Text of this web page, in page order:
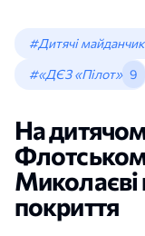
#Дитячі
#«ДЄЗ «Пілот» 9
На
покриття